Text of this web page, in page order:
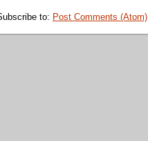
to: Post Comments (Atom)